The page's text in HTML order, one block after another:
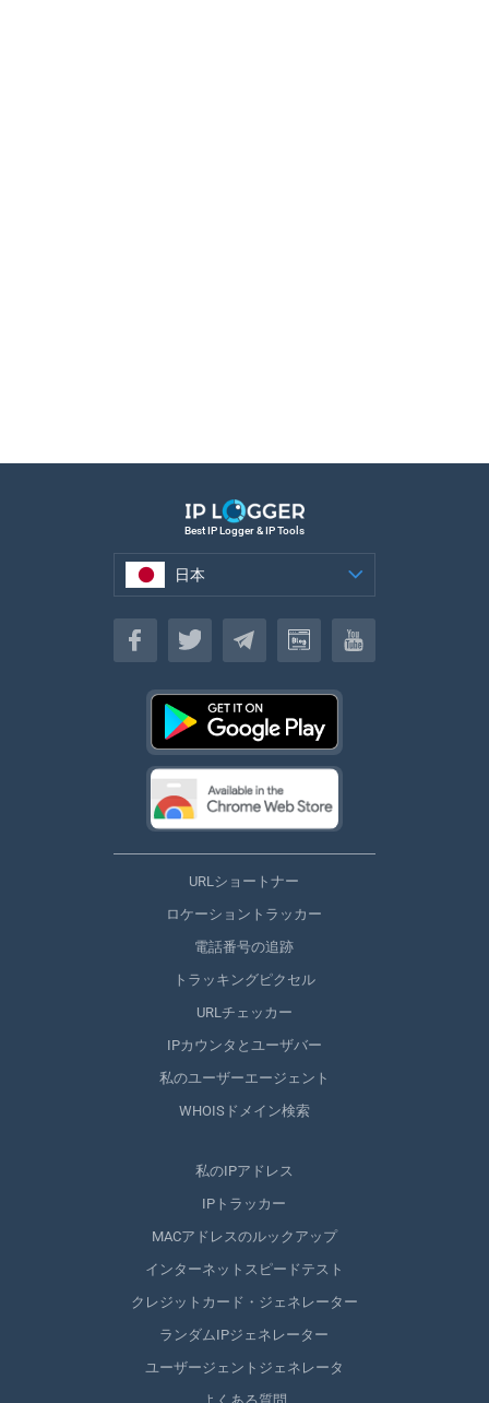
Best IP Logger & IP Tools
日本
日本
URLショートナー
ロケーショントラッカー
電話番号の追跡
トラッキングピクセル
URLチェッカー
IPカウンタとユーザバー
私のユーザーエージェント
WHOISドメイン検索
私のIPアドレス
IPトラッカー
MACアドレスのルックアップ
インターネットスピードテスト
クレジットカード・ジェネレーター
ランダムIPジェネレーター
ユーザージェントジェネレータ